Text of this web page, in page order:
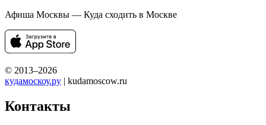
Афиша Москвы — Куда сходить в Москве
© 2013–2026
кудамоскоу.ру | kudamoscow.ru
Контакты